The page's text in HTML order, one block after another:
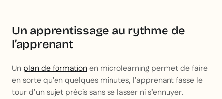
Un apprentissage au rythme de
l’apprenant
Un plan de formationen microlearning permet de faire
en sorte qu'en quelques minutes, l’apprenant fasse le
tour d’un sujet précis sans se lasser ni s’ennuyer.